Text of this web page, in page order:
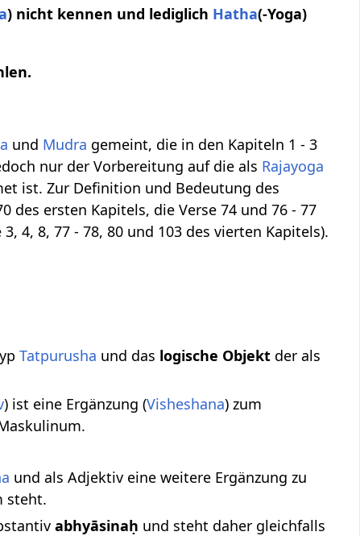
) nicht kennen und lediglich Hatha(-Yoga)
und Mudra gemeint, die in den Kapiteln 1 - 3
nur der Vorbereitung auf die als Rajayoga
ist. Zur Definition und Bedeutung des
des ersten Kapitels, die Verse 74 und 76 - 77
4, 8, 77 - 78, 80 und 103 des vierten Kapitels).
Tatpurusha und das logische Objekt der als
) ist eine Ergänzung (Visheshana) zum
und als Adjektiv eine weitere Ergänzung zu
steht.
abhyāsinaḥ und steht daher gleichfalls